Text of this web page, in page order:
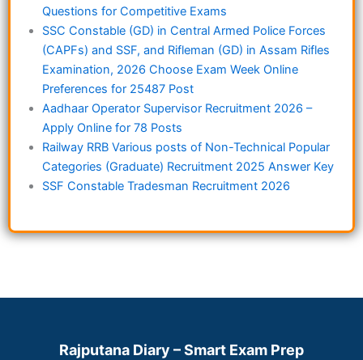
Questions for Competitive Exams
SSC Constable (GD) in Central Armed Police Forces
(CAPFs) and SSF, and Rifleman (GD) in Assam Rifles
Examination, 2026 Choose Exam Week Online
Preferences for 25487 Post
Aadhaar Operator Supervisor Recruitment 2026 –
Apply Online for 78 Posts
Railway RRB Various posts of Non-Technical Popular
Categories (Graduate) Recruitment 2025 Answer Key
SSF Constable Tradesman Recruitment 2026
Rajputana Diary – Smart Exam Prep